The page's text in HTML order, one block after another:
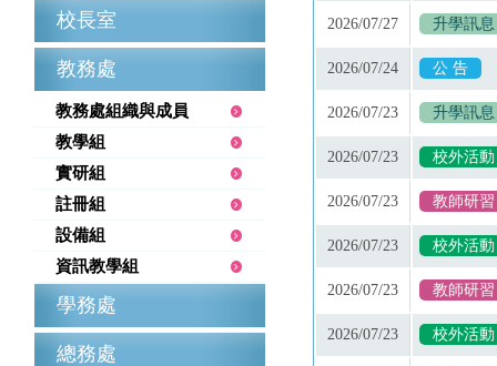
校長室
教務處
教務處組織與成員
教學組
實研組
註冊組
設備組
資訊教學組
學務處
總務處
2026/07/27 升學訊息
2026/07/24 公 告
2026/07/23 升學訊息
2026/07/23 校外活動
2026/07/23 教師研習
2026/07/23 校外活動
2026/07/23 教師研習
2026/07/23 校外活動